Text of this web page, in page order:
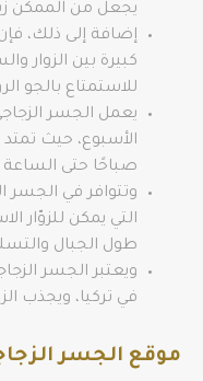
يجعل من الممكن
إضافة إلى ذلك،
كبيرة بين الزوار
للاستمتاع بالجو
يعمل الجسر
الأسبوع، حيث
صباحًا حتى الساعة
وتتوافر في الجسر
التي يمكن للزوّار
طول الجبال
ويعتبر الجسر
في تركيا، ويجذب
موقع الجسر